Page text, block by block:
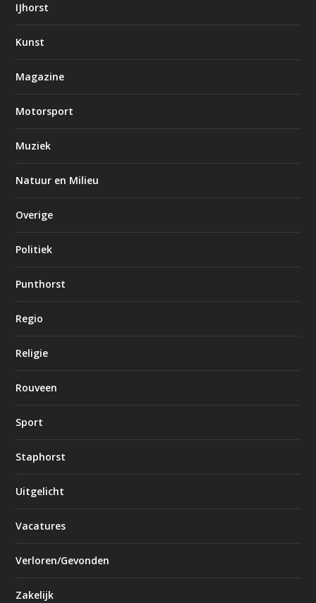
IJhorst
Kunst
Magazine
Motorsport
Muziek
Natuur en Milieu
Overige
Politiek
Punthorst
Regio
Religie
Rouveen
Sport
Staphorst
Uitgelicht
Vacatures
Verloren/Gevonden
Zakelijk